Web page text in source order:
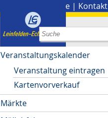
Presse | Kontakt
Veranstaltungskalender
Veranstaltung eintragen
Kartenvorverkauf
Märkte